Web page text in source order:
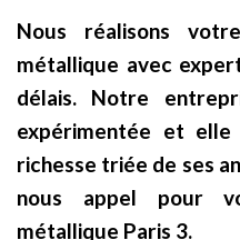
Nous réalisons
métallique avec
délais. Notre
expérimentée et
richesse triée de ses
nous appel pour
métallique Paris 3.